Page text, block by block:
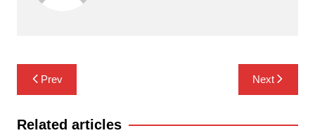
Navigasi
pos
Prev Next
Related articles